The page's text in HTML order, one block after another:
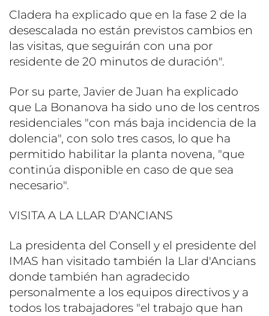
Cladera ha explicado que en la fase 2 de la
desescalada no están previstos cambios en
las visitas, que seguirán con una por
residente de 20 minutos de duración".
Por su parte, Javier de Juan ha explicado
que La Bonanova ha sido uno de los centros
residenciales "con más baja incidencia de la
dolencia", con solo tres casos, lo que ha
permitido habilitar la planta novena, "que
continúa disponible en caso de que sea
necesario".
VISITA A LA LLAR D'ANCIANS
La presidenta del Consell y el presidente del
IMAS han visitado también la Llar d'Ancians
donde también han agradecido
personalmente a los equipos directivos y a
todos los trabajadores "el trabajo que han